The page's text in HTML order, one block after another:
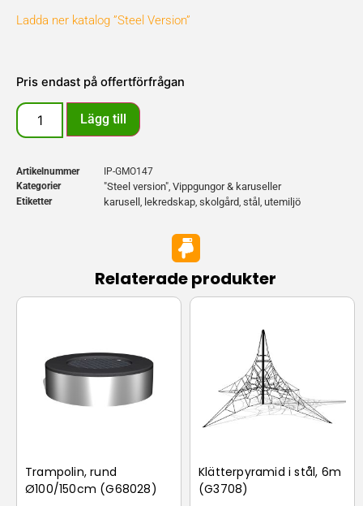
Ladda ner katalog ”Steel Version”
Pris endast på offertförfrågan
Lägg till
Artikelnummer
IP-GMO147
Kategorier
"Steel version", Vippgungor & karuseller
Etiketter karusell , lekredskap, skolgård, stål , utemiljö
Relaterade produkter
Trampolin, rund
Ø100/150cm (G68028)
Klätterpyramid i stål, 6m
(G3708)